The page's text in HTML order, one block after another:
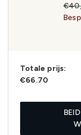
Totale prijs:
€66.70